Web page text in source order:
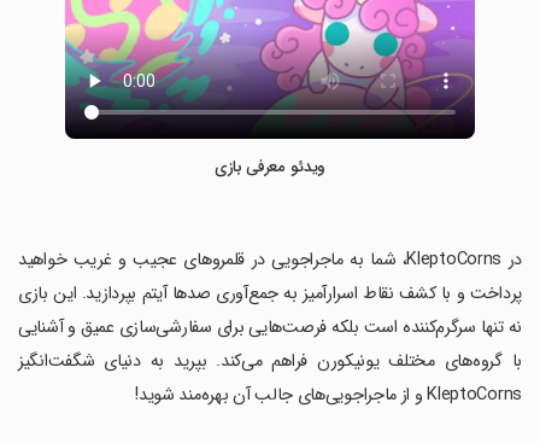
ویدئو معرفی بازی
‏در KleptoCorns، شما به ماجراجویی در قلمروهای عجیب و غریب خواهید
پرداخت و با کشف نقاط اسرارآمیز به جمع‌آوری صدها آیتم بپردازید. این بازی
نه تنها سرگرم‌کننده است بلکه فرصت‌هایی برای سفارشی‌سازی عمیق و آشنایی
با گروه‌های مختلف یونیکورن فراهم می‌کند. بپرید به دنیای شگفت‌انگیز
KleptoCorns و از ماجراجویی‌های جالب آن بهره‌مند شوید!